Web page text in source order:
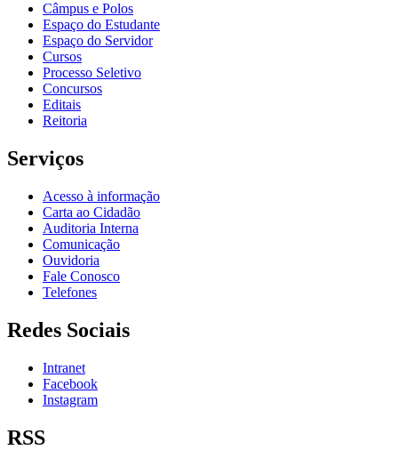
Câmpus e Polos
Espaço do Estudante
Espaço do Servidor
Cursos
Processo Seletivo
Concursos
Editais
Reitoria
Serviços
Acesso à informação
Carta ao Cidadão
Auditoria Interna
Comunicação
Ouvidoria
Fale Conosco
Telefones
Redes Sociais
Intranet
Facebook
Instagram
RSS